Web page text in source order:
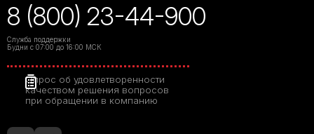
8 (800) 23-44-900
Служба поддержки
Будни с 07:00 до 16:00 МСК
Опрос об удовлетворенности
качеством решения вопросов
при обращении в компанию